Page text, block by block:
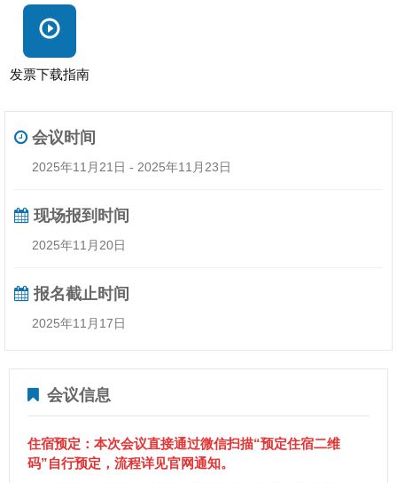
发票下载指南
会议时间
2025年11月21日 - 2025年11月23日
现场报到时间
2025年11月20日
报名截止时间
2025年11月17日
会议信息
住宿预定：本次会议直接通过微信扫描“预定住宿二维
码”自行预定，流程详见官网通知。